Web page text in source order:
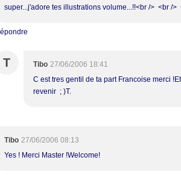
super...j'adore tes illustrations volume...!!<br /> <br />
T Tibo 27/06/2006 18:41
C est tres gentil de ta part Francoise merci
revenir ; )T.
Tibo 27/06/2006 08:13
Yes ! Merci Master !Welcome!